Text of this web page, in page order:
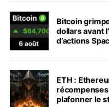
Bitcoin
dollars avant
d’actions
ETH :
plafonner le